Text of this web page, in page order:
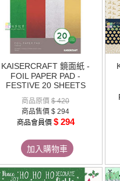
KAISERCRAFT 鏡面紙 -
FOIL PAPER PAD -
FESTIVE 20 SHEETS
商品原價 $ 420
商品售價 $ 294
商品會員價 $ 294
加入購物車